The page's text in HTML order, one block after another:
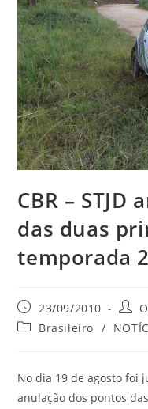
CBR –
das duas
temporada
23/09/2010
Brasileiro /
No dia 19 de agosto foi
anulação dos pontos